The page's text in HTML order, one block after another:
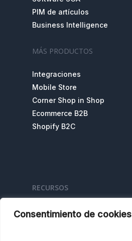
Consentimiento de cookies
PIM de artículos
Business Intelligence
MÁS PRODUCTOS
Integraciones
Mobile Store
Corner Shop in Shop
Ecommerce B2B
Shopify B2C
RECURSOS
Kit Digital